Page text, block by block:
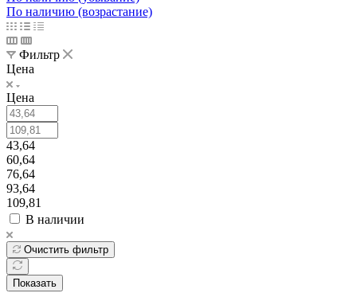
По наличию (возрастание)
Фильтр
Цена
Цена
43,64
60,64
76,64
93,64
109,81
В наличии
Очистить фильтр
Показать